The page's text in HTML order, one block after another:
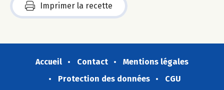
Imprimer la recette
Accueil Contact
Mentions légales
Protection des données
CGU